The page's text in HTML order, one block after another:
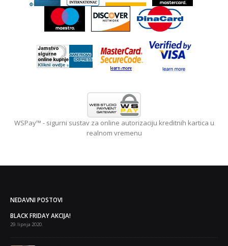
WSPay™ - sigurni sustav za online autorizaciju kreditnih kartica u
realnom vremenu
NEDAVNI POSTOVI
AKCIJA!